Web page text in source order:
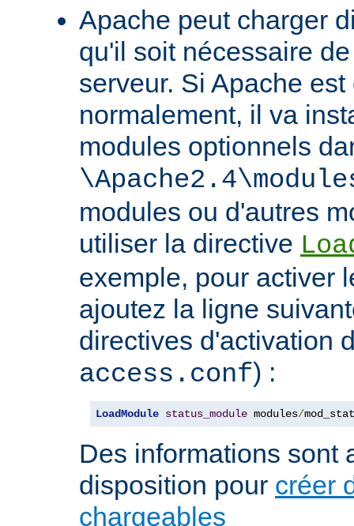
Apache peut charger
qu'il soit nécessaire
serveur. Si Apache
normalement, il va
modules optionnels
modules ou d'autres
utiliser la directive
exemple, pour activer
ajoutez la ligne
directives d'activation
access.conf) :
LoadModule status_module modules/
Des informations sont
disposition pour créer
chargeables